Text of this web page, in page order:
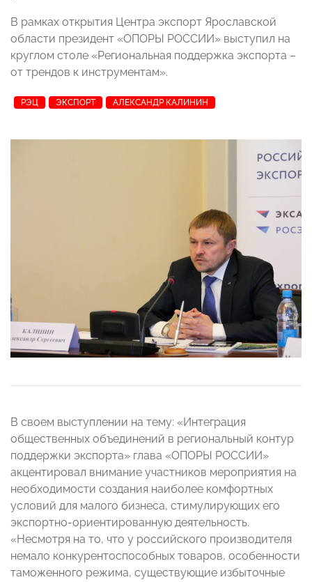
В рамках открытия Центра экспорт Ярославской
области президент «ОПОРЫ РОССИИ» выступил на
круглом столе «Региональная поддержка экспорта –
от трендов к инструментам».
РЭЦ ЭКСПОРТ АЛЕКСАНДР КАЛИНИН
В своем выступлении на тему: «Интеграция
общественных объединений в региональный контур
поддержки экспорта» глава «ОПОРЫ РОССИИ»
акцентировал внимание участников мероприятия на
необходимости создания наиболее комфортных
условий для малого бизнеса, стимулирующих его
экспортно-ориентированную деятельность.
«Несмотря на то, что у российского производителя
немало конкурентоспособных товаров, особенности
таможенного режима, существующие избыточные